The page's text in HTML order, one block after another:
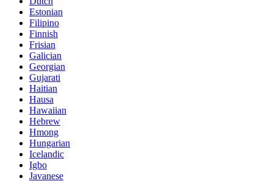
Estonian
Filipino
Finnish
Frisian
Galician
Georgian
Gujarati
Haitian
Hausa
Hawaiian
Hebrew
Hmong
Hungarian
Icelandic
Igbo
Javanese